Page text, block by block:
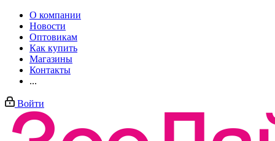
О компании
Новости
Оптовикам
Как купить
Магазины
Контакты
...
Войти